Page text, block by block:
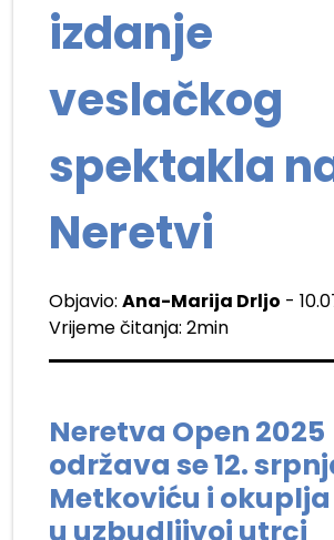
izdanje
veslačkog
spektakla
Neretvi
Objavio: Ana-Marija Drljo -
Vrijeme čitanja: 2min
Neretva Open 2025
održava se 12.
Metkoviću i
u uzbudljivoj utrci